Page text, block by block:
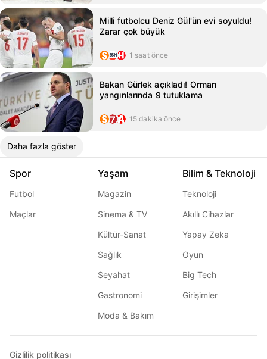
Milli futbolcu Deniz Gül'ün evi soyuldu!
Zarar çok büyük
1 saat önce
Bakan Gürlek açıkladı! Orman
yangınlarında 9 tutuklama
15 dakika önce
Daha fazla göster
Spor
Futbol
Maçlar
Yaşam
Magazin
Sinema & TV
Kültür-Sanat
Sağlık
Seyahat
Gastronomi
Moda & Bakım
Bilim & Teknoloji
Teknoloji
Akıllı Cihazlar
Yapay Zeka
Oyun
Big Tech
Girişimler
Gizlilik politikası